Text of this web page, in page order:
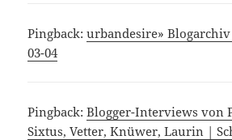
Pingback:urbandesire»
03-04
Pingback:Blogger-Interviews von
Sixtus, Vetter, Knüwer, Laurin |